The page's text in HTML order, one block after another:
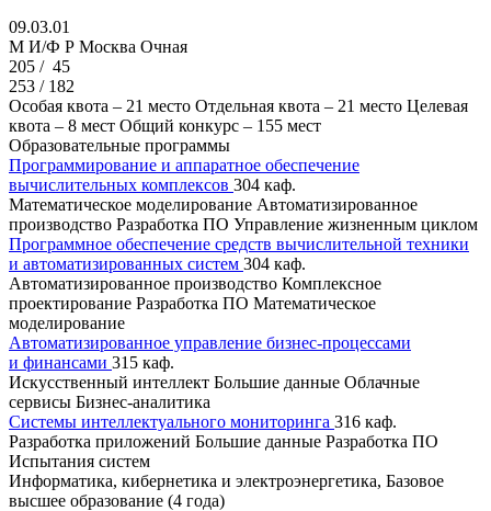
09.03.01
M И/Ф Р Москва Очная
205 / 45
253 / 182
Особая квота – 21 место Отдельная квота – 21 место Целевая
квота – 8 мест Общий конкурс – 155 мест
Образовательные программы
Программирование и аппаратное обеспечение
вычислительных комплексов 304 каф.
Математическое моделирование Автоматизированное
производство Разработка ПО Управление жизненным циклом
Программное обеспечение средств вычислительной техники
и автоматизированных систем 304 каф.
Автоматизированное производство Комплексное
проектирование Разработка ПО Математическое
моделирование
Автоматизированное управление бизнес-процессами
и финансами 315 каф.
Искусственный интеллект Большие данные Облачные
сервисы Бизнес-аналитика
Системы интеллектуального мониторинга 316 каф.
Разработка приложений Большие данные Разработка ПО
Испытания систем
Информатика, кибернетика и электроэнергетика, Базовое
высшее образование (4 года)